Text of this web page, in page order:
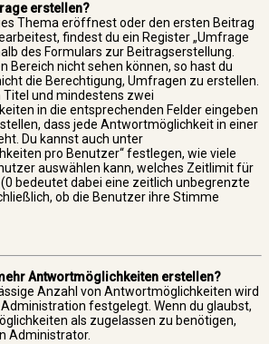
erstellen?
Thema eröffnest oder den ersten Beitrag
findest du ein Register „Umfrage
des Formulars zur Beitragserstellung.
Bereich nicht sehen können, so hast du
die Berechtigung, Umfragen zu erstellen.
Titel und mindestens zwei
in die entsprechenden Felder eingeben
dass jede Antwortmöglichkeit in einer
Du kannst auch unter
pro Benutzer“ festlegen, wie viele
auswählen kann, welches Zeitlimit für
bedeutet dabei eine zeitlich unbegrenzte
ob die Benutzer ihre Stimme
Antwortmöglichkeiten erstellen?
Anzahl von Antwortmöglichkeiten wird
festgelegt. Wenn du glaubst,
als zugelassen zu benötigen,
Administrator.